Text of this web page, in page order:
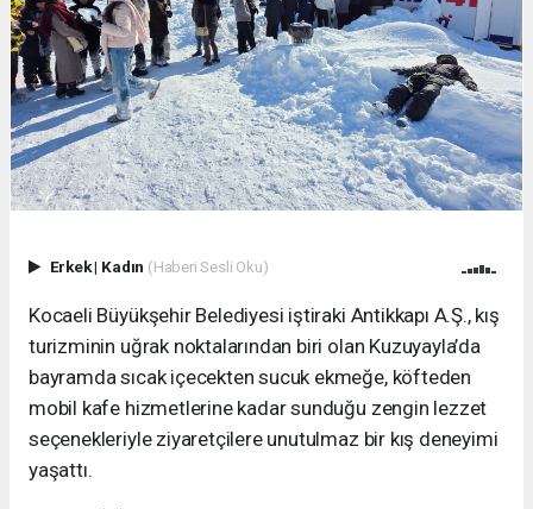
Erkek| Kadın (Haberi Sesli Oku)
Kocaeli Büyükşehir Belediyesi iştiraki Antikkapı A.Ş., kış
turizminin uğrak noktalarından biri olan Kuzuyayla’da
bayramda sıcak içecekten sucuk ekmeğe, köfteden
mobil kafe hizmetlerine kadar sunduğu zengin lezzet
seçenekleriyle ziyaretçilere unutulmaz bir kış deneyimi
yaşattı.